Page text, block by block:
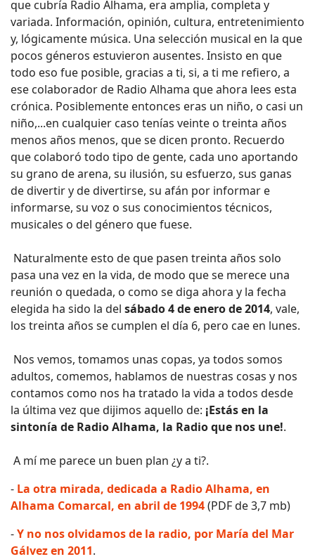
que cubría Radio Alhama, era amplia, completa y
variada. Información, opinión, cultura, entretenimiento
y, lógicamente música. Una selección musical en la que
pocos géneros estuvieron ausentes. Insisto en que
todo eso fue posible, gracias a ti, si, a ti me refiero, a
ese colaborador de Radio Alhama que ahora lees esta
crónica. Posiblemente entonces eras un niño, o casi un
niño,...en cualquier caso tenías veinte o treinta años
menos años menos, que se dicen pronto. Recuerdo
que colaboró todo tipo de gente, cada uno aportando
su grano de arena, su ilusión, su esfuerzo, sus ganas
de divertir y de divertirse, su afán por informar e
informarse, su voz o sus conocimientos técnicos,
musicales o del género que fuese.
Naturalmente esto de que pasen treinta años solo
pasa una vez en la vida, de modo que se merece una
reunión o quedada, o como se diga ahora y la fecha
elegida ha sido la del sábado 4 de enero de 2014, vale,
los treinta años se cumplen el día 6, pero cae en lunes.
Nos vemos, tomamos unas copas, ya todos somos
adultos, comemos, hablamos de nuestras cosas y nos
contamos como nos ha tratado la vida a todos desde
la última vez que dijimos aquello de: ¡Estás en la
sintonía de Radio Alhama, la Radio que nos une!.
A mí me parece un buen plan ¿y a ti?.
- La otra mirada, dedicada a Radio Alhama, en
Alhama Comarcal, en abril de 1994(PDF de 3,7 mb)
-Y no nos olvidamos de la radio, por María del Mar
Gálvez en 2011.